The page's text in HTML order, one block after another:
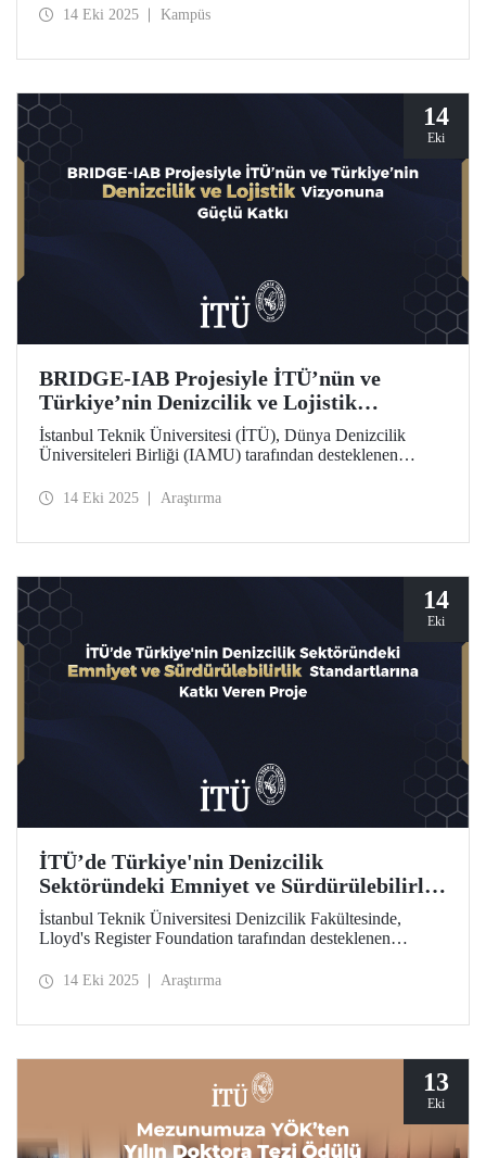
mühendislik alanlarındaki yerini güçlendirmek amacıyla
14 Eki 2025 Kampüs
14
Eki
BRIDGE-IAB Projesiyle İTÜ’nün ve
Türkiye’nin Denizcilik ve Lojistik
Vizyonuna Güçlü Katkı
İstanbul Teknik Üniversitesi (İTÜ), Dünya Denizcilik
Üniversiteleri Birliği (IAMU) tarafından desteklenen
Global Excellence via Industrial Advisory Board
yürütülüyor.
14 Eki 2025 Araştırma
14
Eki
İTÜ’de Türkiye'nin Denizcilik
Sektöründeki Emniyet ve Sürdürülebilirlik
Standartlarına Katkı Veren Proje
İstanbul Teknik Üniversitesi Denizcilik Fakültesinde,
Lloyd's Register Foundation tarafından desteklenen
Gemi Geri Dönüşüm Risk Çerçevesi” projesi kapsamında
14 Eki 2025 Araştırma
13
Eki